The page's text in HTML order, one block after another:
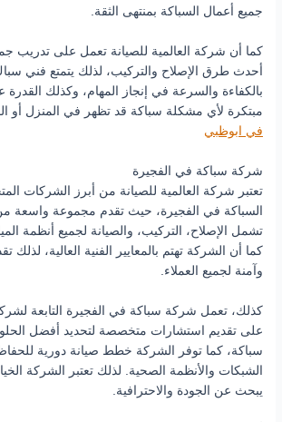
جميع أعمال السباكة بمنتهى الثقة.
كما أن شركة العالمية للصيانة تعمل على تدريب
أحدث طرق الإصلاح والتركيب، لذلك يتمتع فني
بالكفاءة والسرعة في إنجاز المهام، وكذلك
مبتكرة لأي مشكلة سباكة قد تظهر في المنزل أو
في ابوظبي
شركة سباكة في الفجيرة
تعتبر شركة العالمية للصيانة من أبرز الشركات
السباكة في الفجيرة، حيث تقدم مجموعة واسعة
تشمل الإصلاح، التركيب، والصيانة لجميع أنظمة
كما أن الشركة تهتم بالمعايير الفنية العالية،
وآمنة لجميع العملاء.
كذلك، تعمل شركة سباكة في الفجيرة التابعة لشركة
على تقديم استشارات متخصصة لتحديد أفضل
سباكة، كما توفر الشركة خطط صيانة دورية
الشبكات والأنظمة الصحية. لذلك تعتبر الشركة
يبحث عن الجودة والاحترافية.